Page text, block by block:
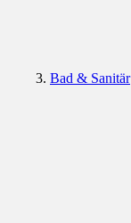
Bad & Sanitär